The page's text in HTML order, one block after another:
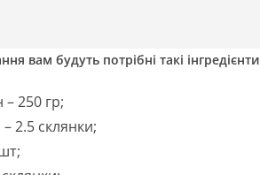
вам будуть потрібні такі
250 гр;
2.5 склянки;